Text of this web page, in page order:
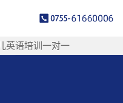
英语培训一对一